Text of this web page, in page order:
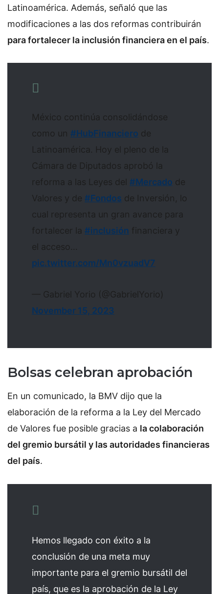
Latinoamérica. Además, señaló que las
modificaciones a las dos reformas contribuirán
para fortalecer la inclusión financiera en el país.
México continúa consolidándose
como un #HubFinanciero de
Latinoamérica. Hoy el pleno de la
Cámara de Diputados aprobó la
reforma a las Leyes del #Mercado de
Valores y de #Fondos de Inversión, lo
cual representa un gran avance para
fortalecer la #inclusión financiera y
el acceso…
pic.twitter.com/Mn0vzuadV7
— Gabriel Yorio (@GabrielYorio)
November 15, 2023
Bolsas celebran aprobación
En un comunicado, la BMV dijo que la
elaboración de la reforma a la Ley del Mercado
de Valores fue posible gracias a la colaboración
del gremio bursátil y las autoridades financieras
del país.
Hemos llegado con éxito a la
conclusión de una meta muy
importante para el gremio bursátil del
país, que es la aprobación de la Ley